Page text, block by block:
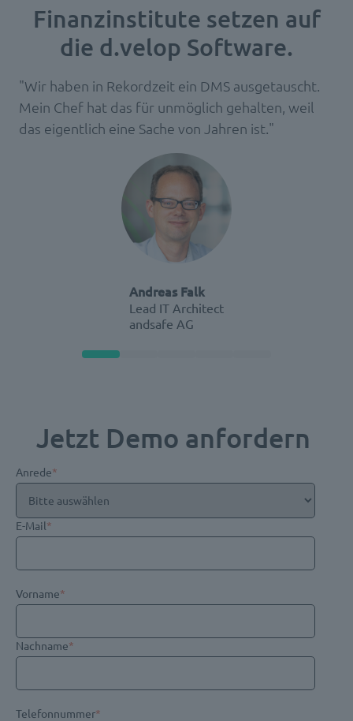
Finanzinstitute setzen auf
die d.velop Software.
"Wir haben in Rekordzeit ein DMS ausgetauscht.
Mein Chef hat das für unmöglich gehalten, weil
das eigentlich eine Sache von Jahren ist."
Andreas Falk
Lead IT Architect
andsafe AG
Jetzt Demo anfordern
Anrede*
E-Mail*
Vorname*
Nachname*
Telefonnummer*